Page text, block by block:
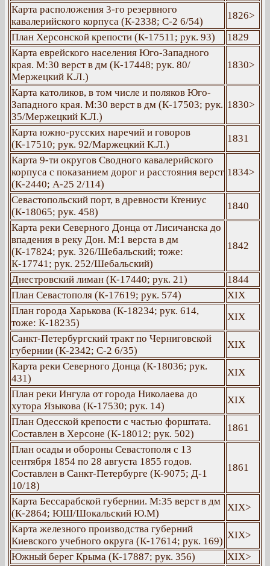
Карта расположения 3-го резервного
кавалерийского корпуса (К-2338; С-2 6/54)
1826>
План Херсонской крепости (К-17511; рук. 93)
1829
Карта еврейского населения Юго-Западного
края. М:30 верст в дм (К-17448; рук. 80/
Мержецкий К.Л.)
1830>
Карта католиков, в том числе и поляков Юго-
Западного края. М:30 верст в дм (К-17503; рук.
35/Мержецкий К.Л.)
1830>
Карта южно-русских наречий и говоров
(К-17510; рук. 92/Маржецкий К.Л.)
1831
Карта 9-ти округов Сводного кавалерийского
корпуса с показанием дорог и расстояния верст
(К-2440; А-25 2/114)
1834>
Севастопольский порт, в древности Ктениус
(К-18065; рук. 458)
1840
Карта реки Северного Донца от Лисичанска до
впадения в реку Дон. М:1 верста в дм
(К-17824; рук. 326/Шебальский; тоже:
К-17741; рук. 252/Шебальский)
1842
Днестровский лиман (К-17440; рук. 21)
1844
План Севастополя (К-17619; рук. 574)
ХІХ
План города Харькова (К-18234; рук. 614,
тоже: К-18235)
ХІХ
Санкт-Петербургский тракт по Черниговской
губернии (К-2342; С-2 6/35)
ХІХ
Карта реки Северного Донца (К-18036; рук.
431)
ХІХ
План реки Ингула от города Николаева до
хутора Языкова (К-17530; рук. 14)
ХІХ
План Одесской крепости с частью форштата.
Составлен в Херсоне (К-18012; рук. 502)
1861
План осады и обороны Севастополя с 13
сентября 1854 по 28 августа 1855 годов.
Составлен в Санкт-Петербурге (К-9075; Д-1
10/18)
1861
Карта Бессарабской губернии. М:35 верст в дм
(К-2864; ЮШ/Шокальский Ю.М)
ХІХ>
Карта железного производства губерний
Киевского учебного округа (К-17614; рук. 169)
ХІХ>
Южный берег Крыма (К-17887; рук. 356)
ХІХ>